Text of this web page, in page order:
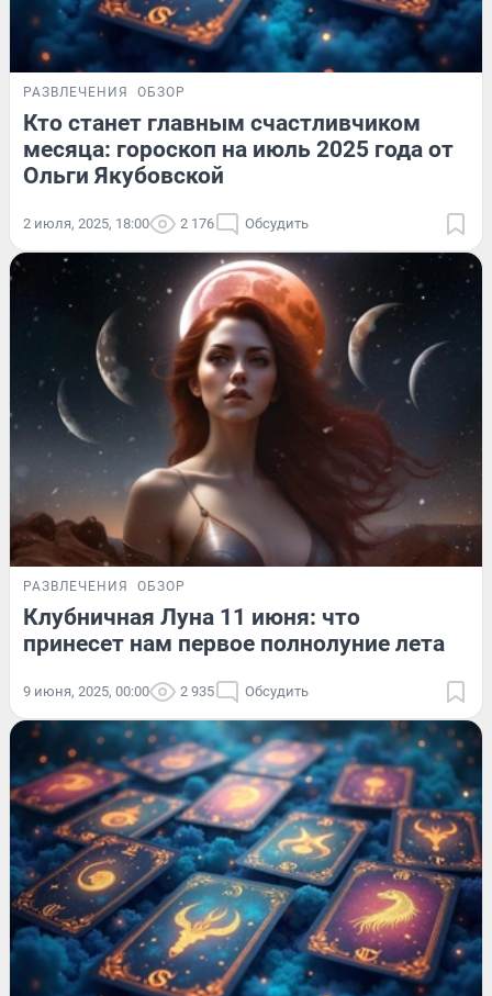
РАЗВЛЕЧЕНИЯ ОБЗОР
Кто станет главным счастливчиком
месяца: гороскоп на июль 2025 года от
Ольги Якубовской
2 июля, 2025, 18:00 2 176 Обсудить
РАЗВЛЕЧЕНИЯ ОБЗОР
Клубничная Луна 11 июня: что
принесет нам первое полнолуние лета
9 июня, 2025, 00:00 2 935 Обсудить